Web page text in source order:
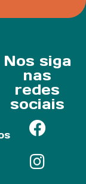
Nos siga
nas
redes
sociais